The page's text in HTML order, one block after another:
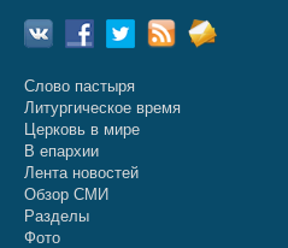
Слово пастыря
Литургическое время
Церковь в мире
В епархии
Лента новостей
Обзор СМИ
Разделы
Фото